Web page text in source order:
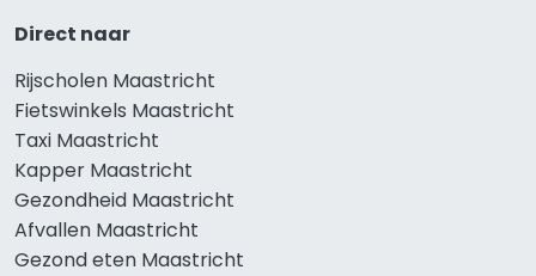
Direct naar
Rijscholen Maastricht
Fietswinkels Maastricht
Taxi Maastricht
Kapper Maastricht
Gezondheid Maastricht
Afvallen Maastricht
Gezond eten Maastricht